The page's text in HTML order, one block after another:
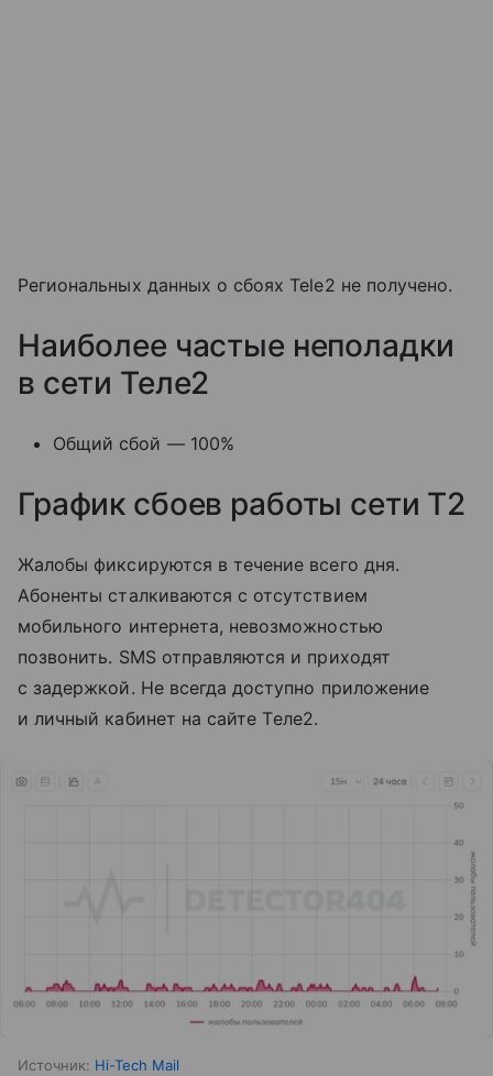
Региональных данных о сбоях Tele2 не получено.
Наиболее частые неполадки
в сети Теле2
Общий сбой — 100%
График сбоев работы сети T2
Жалобы фиксируются в течение всего дня.
Абоненты сталкиваются с отсутствием
мобильного интернета, невозможностью
позвонить. SMS отправляются и приходят
с задержкой. Не всегда доступно приложение
и личный кабинет на сайте Tеле2.
Источник: Hi-Tech Mail